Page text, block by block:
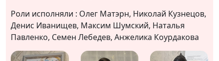
Роли исполняли : Олег Матэрн, Николай Кузнецов,
Денис Иванищев, Максим Шумский, Наталья
Павленко, Семен Лебедев, Анжелика Коурдакова